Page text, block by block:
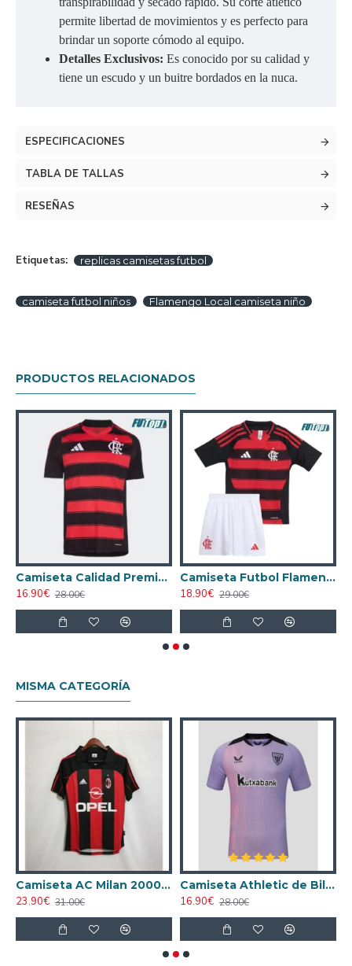
permite libertad de movimientos y es perfecto para
brindar un soporte cómodo al equipo.
Detalles Exclusivos: Es conocido por su calidad y
tiene un escudo y un buitre bordados en la nuca.
ESPECIFICACIONES
TABLA DE TALLAS
RESEÑAS
Etiquetas: replicas camisetas futbol
camiseta futbol niños Flamengo Local camiseta niño
PRODUCTOS RELACIONADOS
Camiseta Calidad Premium Flamengo Primera Equipación 2025/26
16.90€ 28.00€
Camiseta Futbol Flamengo Local Primera Equipación 2025/26 (Camiseta + Pantalón Corto)
18.90€ 29.00€
MISMA CATEGORÍA
Camiseta AC Milan 2000/2001 Local Retro
23.90€ 31.00€
Camiseta Athletic de Bilbao 2024/2025 Alternativo
16.90€ 28.00€